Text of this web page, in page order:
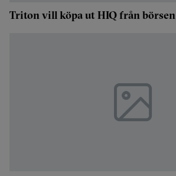
Triton vill köpa ut HIQ från börsen